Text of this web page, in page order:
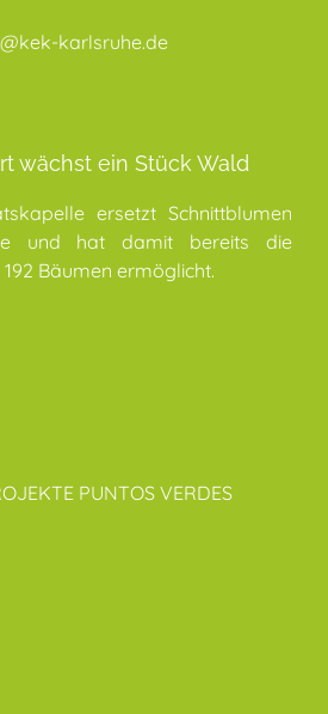
karlsruhe.de
wächst ein Stück Wald
ersetzt Schnittblumen
und hat damit bereits die
Bäumen ermöglicht.
PUNTOS VERDES